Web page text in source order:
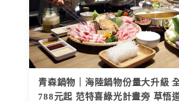
青森鍋物｜海陸鍋物份量大升級
788元起 范特喜綠光計畫旁 草悟